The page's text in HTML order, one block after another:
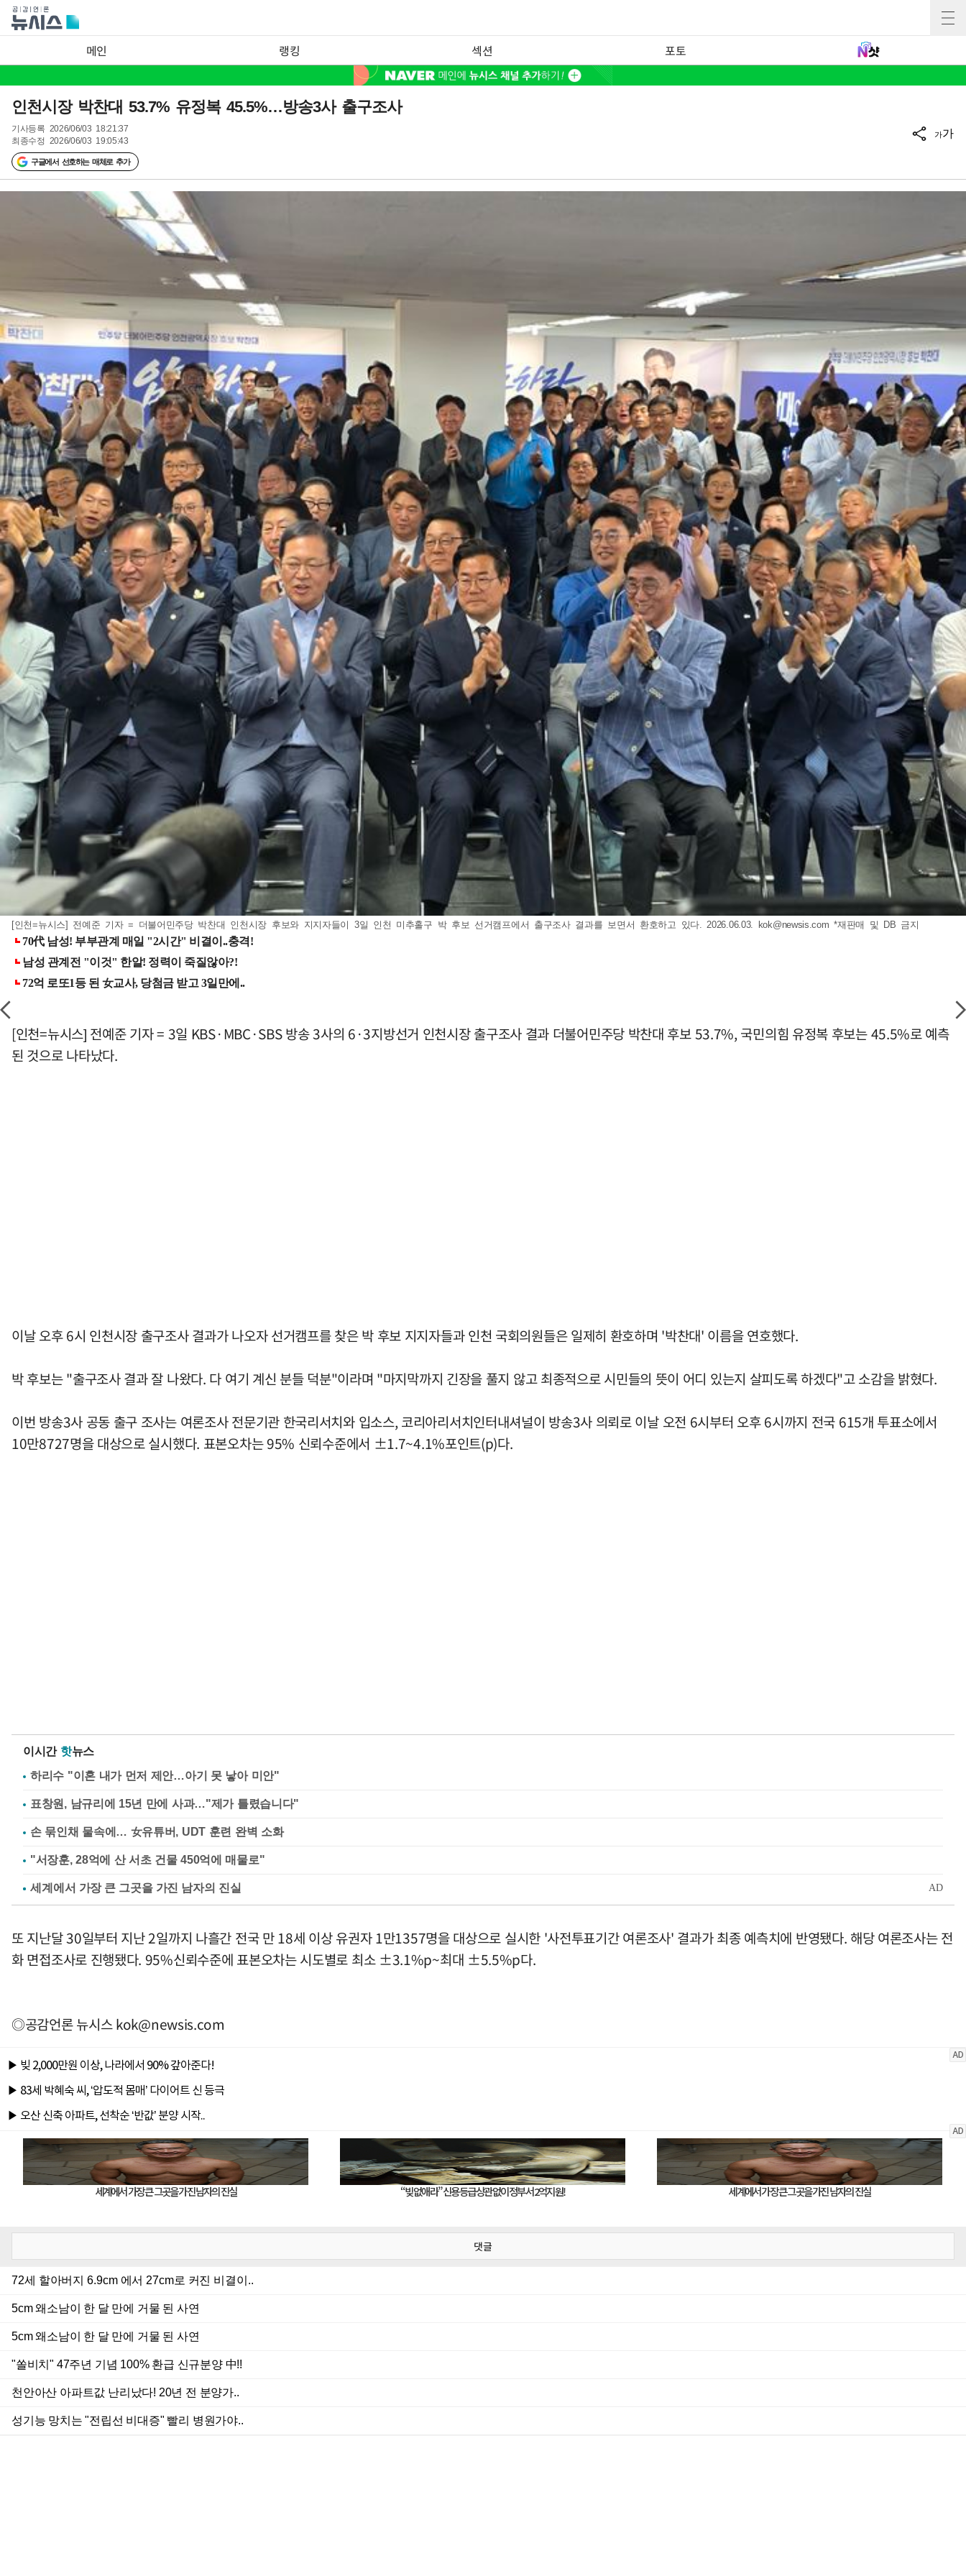
메인 랭킹 섹션 포토
인천시장 박찬대 53.7% 유정복 45.5%…방송3사 출구조사
기사등록 2026/06/03 18:21:37
최종수정 2026/06/03 19:05:43
구글에서 선호하는 매체로 추가
가가
[인천=뉴시스] 전예준 기자 = 더불어민주당 박찬대 인천시장 후보와 지지자들이 3일 인천 미추홀구 박 후보 선거캠프에서 출구조사 결과를 보면서 환호하고 있다. 2026.06.03. kok@newsis.com *재판매 및 DB 금지
[인천=뉴시스] 전예준 기자 = 3일 KBS·MBC·SBS 방송 3사의 6·3지방선거 인천시장 출구조사 결과 더불어민주당 박찬대 후보 53.7%, 국민의힘 유정복 후보는 45.5%로 예측
된 것으로 나타났다.
이날 오후 6시 인천시장 출구조사 결과가 나오자 선거캠프를 찾은 박 후보 지지자들과 인천 국회의원들은 일제히 환호하며 '박찬대' 이름을 연호했다.
박 후보는 "출구조사 결과 잘 나왔다. 다 여기 계신 분들 덕분"이라며 "마지막까지 긴장을 풀지 않고 최종적으로 시민들의 뜻이 어디 있는지 살피도록 하겠다"고 소감을 밝혔다.
이번 방송3사 공동 출구 조사는 여론조사 전문기관 한국리서치와 입소스, 코리아리서치인터내셔널이 방송3사 의뢰로 이날 오전 6시부터 오후 6시까지 전국 615개 투표소에서
10만8727명을 대상으로 실시했다. 표본오차는 95% 신뢰수준에서 ±1.7~4.1%포인트(p)다.
이시간 핫뉴스
하리수 "이혼 내가 먼저 제안…아기 못 낳아 미안"
표창원, 남규리에 15년 만에 사과…"제가 틀렸습니다"
손 묶인채 물속에… 女유튜버, UDT 훈련 완벽 소화
"서장훈, 28억에 산 서초 건물 450억에 매물로"
또 지난달 30일부터 지난 2일까지 나흘간 전국 만 18세 이상 유권자 1만1357명을 대상으로 실시한 '사전투표기간 여론조사' 결과가 최종 예측치에 반영됐다. 해당 여론조사는 전
화 면접조사로 진행됐다. 95%신뢰수준에 표본오차는 시도별로 최소 ±3.1%p~최대 ±5.5%p다.
◎공감언론 뉴시스kok@newsis.com
댓글